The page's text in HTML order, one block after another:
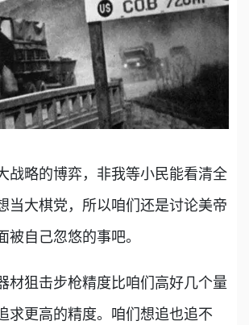
略的博弈，非我等小民能看清全
当大棋党，所以咱们还是讨论美帝
被自己忽悠的事吧。
狙击步枪精度比咱们高好几个量
求更高的精度。咱们想追也追不